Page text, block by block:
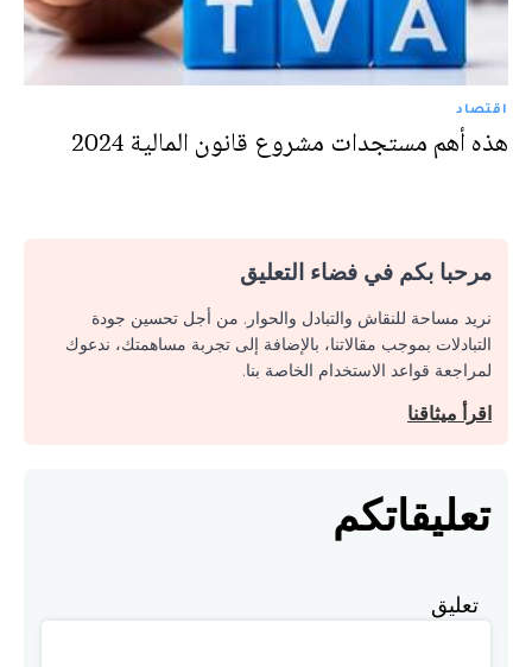
اقتصاد
هذه أهم مستجدات مشروع قانون المالية 2024
مرحبا بكم في فضاء التعليق
نريد مساحة للنقاش والتبادل والحوار. من أجل تحسين جودة
التبادلات بموجب مقالاتنا، بالإضافة إلى تجربة مساهمتك، ندعوك
لمراجعة قواعد الاستخدام الخاصة بنا.
اقرأ ميثاقنا
تعليقاتكم
تعليق